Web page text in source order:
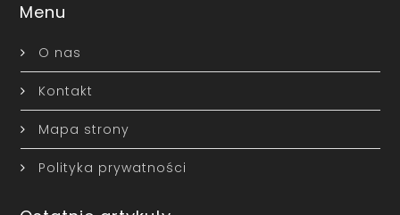
Menu
O nas
Kontakt
Mapa strony
Polityka prywatności